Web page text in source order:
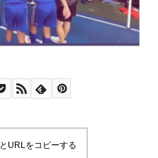
URLをコピーする